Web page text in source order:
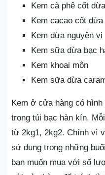
Kem cà phê cốt dừa
Kem cacao cốt dừa
Kem dừa nguyên vị
Kem sữa dừa bạc
Kem khoai môn
Kem sữa dừa
Kem ở cửa hàng có
trong túi bạc hàn kín.
từ 2kg1, 2kg2. Chính vì
sử dụng trong những
bạn muốn mua với số